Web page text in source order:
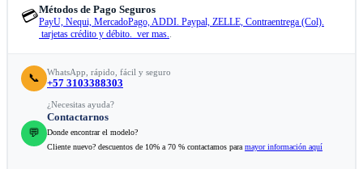
💳Métodos de Pago Seguros
PayU, Nequi, MercadoPago, ADDI. Paypal, ZELLE, Contraentrega (Col).
tarjetas crédito y débito. ver mas..
📞 WhatsApp, rápido, fácil y seguro
+57 3103388303
💬
¿Necesitas ayuda?
Contactarnos
Donde encontrar el modelo?
Cliente nuevo? descuentos de 10% a 70 % contactamos para mayor información aquí